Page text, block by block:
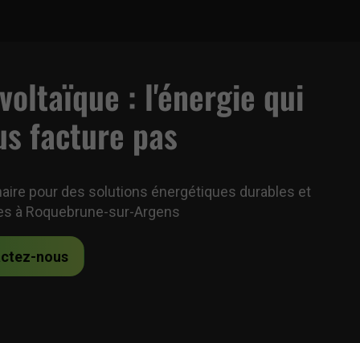
: l'énergie qui
facture pas
pour des solutions énergétiques durables et
à Roquebrune-sur-Argens
nous